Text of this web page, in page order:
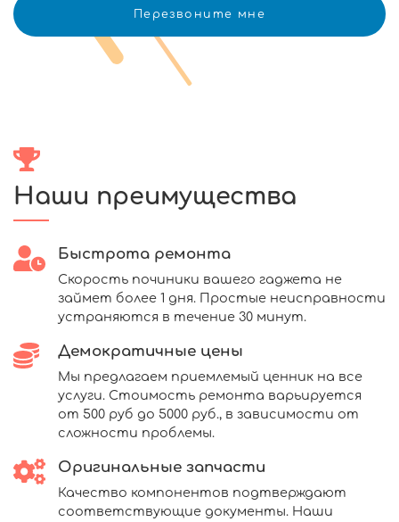
Наши преимущества
Быстрота ремонта
Скорость починики вашего гаджета не
займет более 1 дня. Простые неисправности
устраняются в течение 30 минут.
Демократичные цены
Мы предлагаем приемлемый ценник на все
услуги. Стоимость ремонта варьируется
от 500 руб до 5000 руб., в зависимости от
сложности проблемы.
Оригинальные запчасти
Качество компонентов подтверждают
соответствующие документы. Наши